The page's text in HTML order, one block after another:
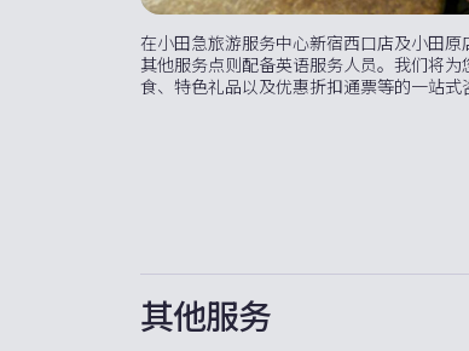
在小田急旅游服务中心新宿西口店及小田原
其他服务点则配备英语服务人员。我们将
食、特色礼品以及优惠折扣通票等的一站式
其他服务